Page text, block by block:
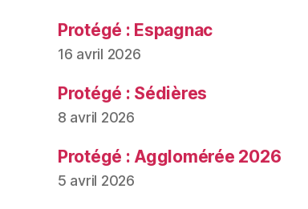
Protégé : Espagnac
16 avril 2026
Protégé : Sédières
8 avril 2026
Protégé : Agglomérée 2026
5 avril 2026